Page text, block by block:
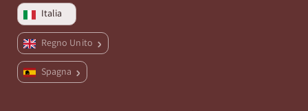
Italia
Regno Unito
Spagna